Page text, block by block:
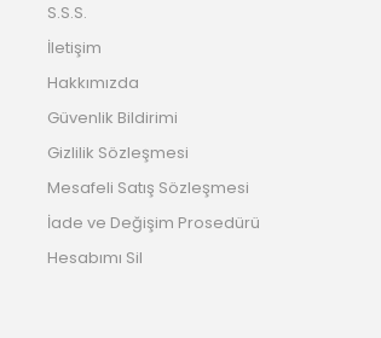
S.S.S.
İletişim
Hakkımızda
Güvenlik Bildirimi
Gizlilik Sözleşmesi
Mesafeli Satış Sözleşmesi
İade ve Değişim Prosedürü
Hesabımı Sil